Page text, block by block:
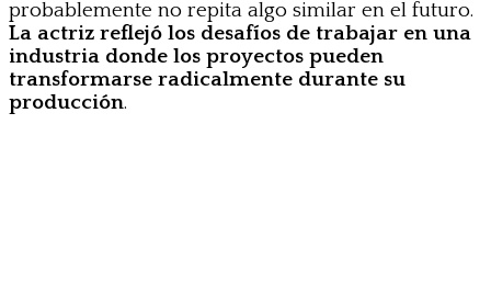
probablemente no repita algo similar en el futuro.
La actriz reflejó los desafíos de trabajar en una
industria donde los proyectos pueden
transformarse radicalmente durante su
producción.